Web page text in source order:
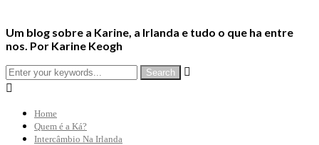
Um blog sobre a Karine, a Irlanda e tudo o que ha entre
nos. Por Karine Keogh


Home
Quem é a Ká?
Intercâmbio Na Irlanda